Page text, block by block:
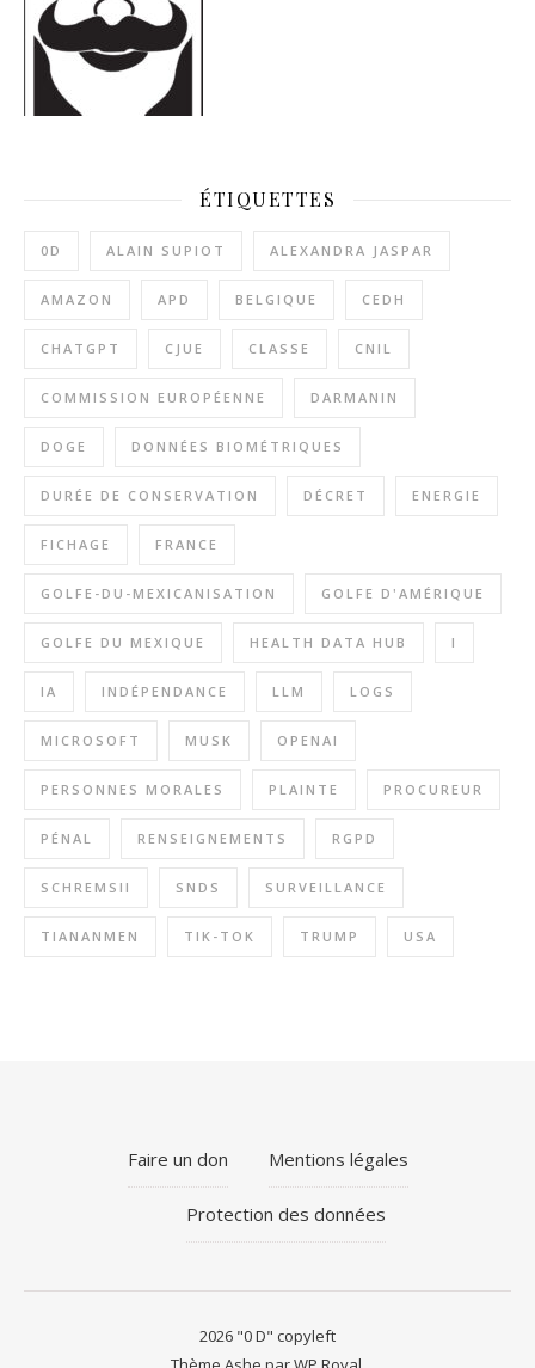
ÉTIQUETTES
0D ALAIN SUPIOT ALEXANDRA JASPAR
AMAZON APD BELGIQUE CEDH
CHATGPT CJUE CLASSE CNIL
COMMISSION EUROPÉENNE DARMANIN
DOGE DONNÉES BIOMÉTRIQUES
DURÉE DE CONSERVATION DÉCRET ENERGIE
FICHAGE FRANCE
GOLFE-DU-MEXICANISATION GOLFE D'AMÉRIQUE
GOLFE DU MEXIQUE HEALTH DATA HUB I
IA INDÉPENDANCE LLM LOGS
MICROSOFT MUSK OPENAI
PERSONNES MORALES PLAINTE PROCUREUR
PÉNAL RENSEIGNEMENTS RGPD
SCHREMSII SNDS SURVEILLANCE
TIANANMEN TIK-TOK TRUMP USA
Faire un don Mentions légales
Protection des données
2026 "0 D" copyleft